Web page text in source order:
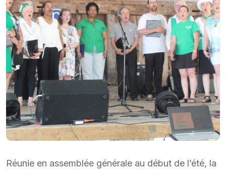
Réunie en assemblée générale au début de l’été, la